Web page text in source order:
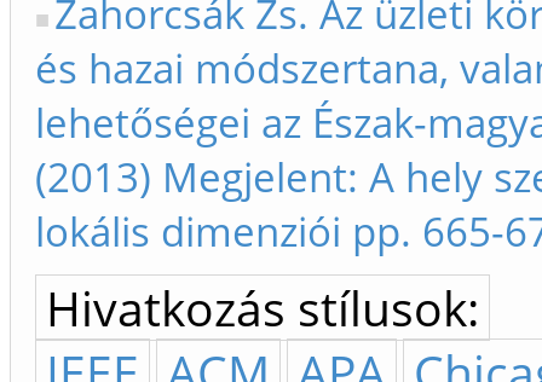
Zahorcsák Zs. Az üzleti
és hazai módszertana,
lehetőségei az Észak-
(2013) Megjelent: A hely
lokális dimenziói pp. 665-
Hivatkozás stílusok: